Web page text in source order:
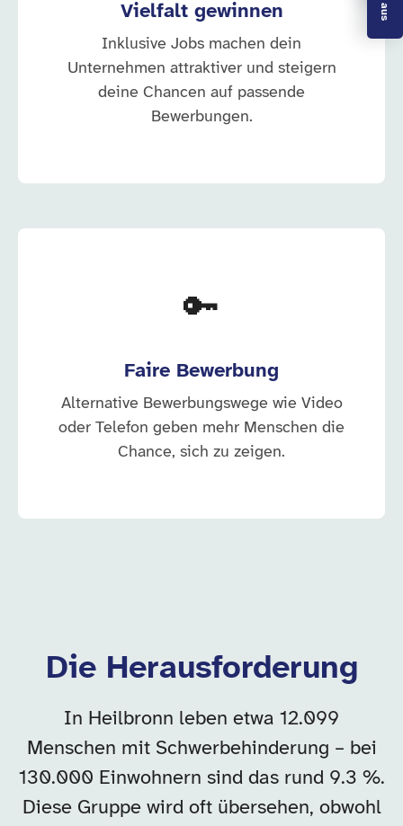
Vielfalt gewinnen
Inklusive Jobs machen dein
Unternehmen attraktiver und steigern
deine Chancen auf passende
Bewerbungen.
🔑
Faire Bewerbung
Alternative Bewerbungswege wie Video
oder Telefon geben mehr Menschen die
Chance, sich zu zeigen.
Die Herausforderung
In Heilbronn leben etwa 12.099
Menschen mit Schwerbehinderung – bei
130.000 Einwohnern sind das rund 9.3 %.
Diese Gruppe wird oft übersehen, obwohl